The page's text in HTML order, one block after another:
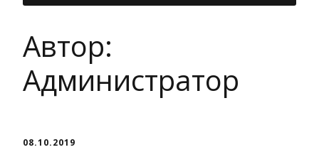
Автор:
Администратор
08.10.2019